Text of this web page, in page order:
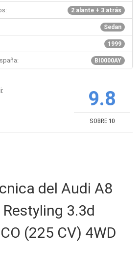
2 alante + 3 atrás
Sedan
1999
BI0000AY
9.8
SOBRE 10
del Audi A8
3.3d
(225 CV) 4WD